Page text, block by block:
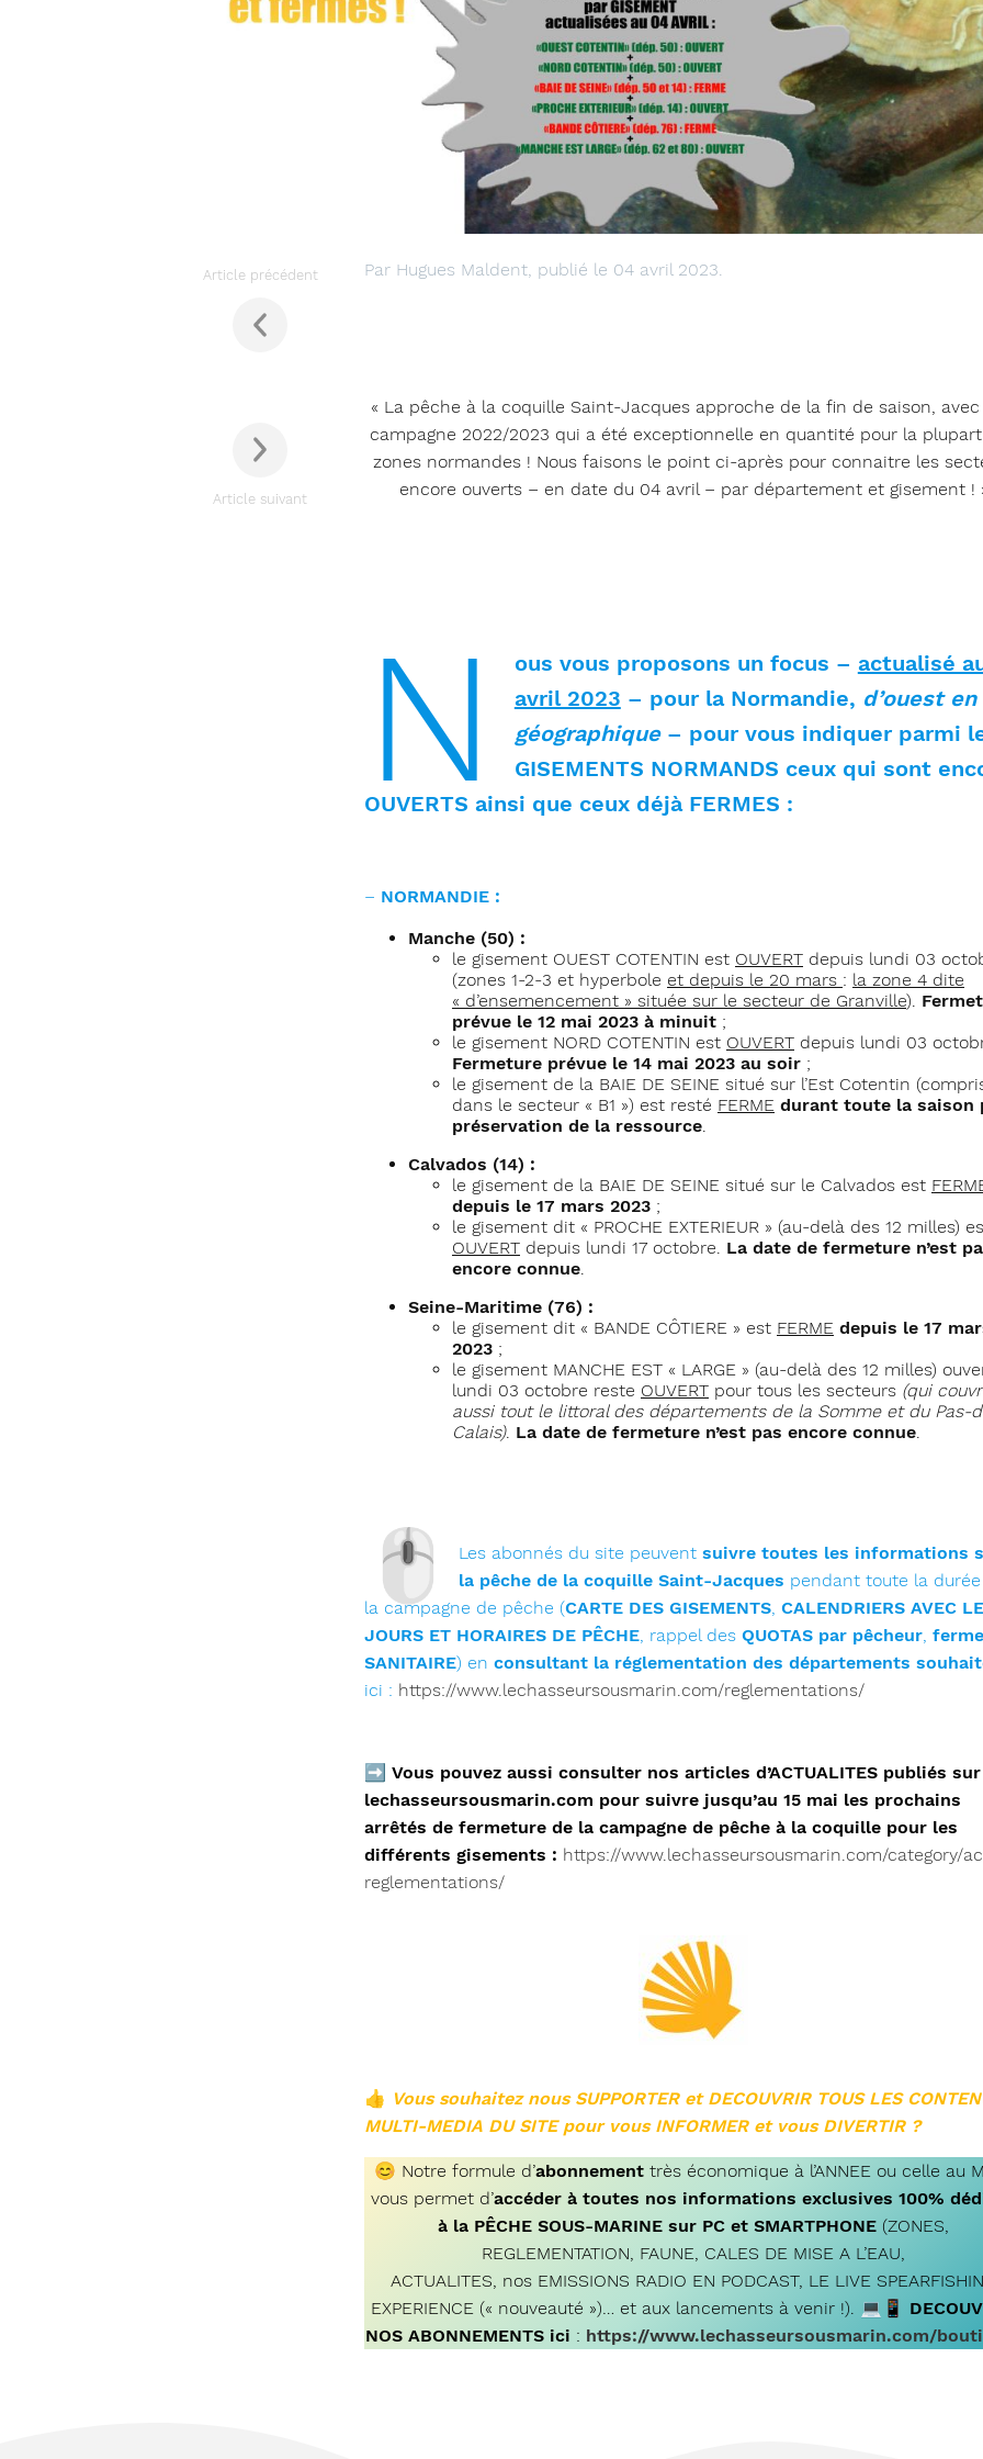
Article précédent
Article suivant
Par Hugues Maldent, publié le 04 avril 2023.
« La pêche à la coquille Saint-Jacques approche de la fin de saison, avec
campagne 2022/2023 qui a été exceptionnelle en quantité pour la
zones normandes ! Nous faisons le point ci-après pour connaitre les
encore ouverts – en date du 04 avril – par département et gisement !
N ous vous proposons un focus – actualisé
avril 2023 – pour la Normandie, d’ouest
géographique– pour vous indiquer parmi
GISEMENTS NORMANDS ceux qui sont
OUVERTS ainsi que ceux déjà FERMES :
– NORMANDIE :
Manche (50) :
le gisement OUEST COTENTIN est OUVERT depuis lundi 03
(zones 1-2-3 et hyperbole et depuis le 20 mars : la zone 4 dite
« d’ensemencement » située sur le secteur de Granville).
prévue le 12 mai 2023 à minuit ;
le gisement NORD COTENTIN est OUVERT depuis lundi 03
Fermeture prévue le 14 mai 2023 au soir ;
le gisement de la BAIE DE SEINE situé sur l’Est Cotentin
dans le secteur « B1 ») est resté FERME durant toute la saison
préservation de la ressource.
Calvados (14) :
le gisement de la BAIE DE SEINE situé sur le Calvados est
depuis le 17 mars 2023 ;
le gisement dit « PROCHE EXTERIEUR » (au-delà des 12 milles)
OUVERT depuis lundi 17 octobre. La date de fermeture n’est
encore connue.
Seine-Maritime (76) :
le gisement dit « BANDE CÔTIERE » est FERME depuis le 17
2023 ;
le gisement MANCHE EST « LARGE » (au-delà des 12 milles)
lundi 03 octobre reste OUVERT pour tous les secteurs (qui
aussi tout le littoral des départements de la Somme et du Pas-
Calais). La date de fermeture n’est pas encore connue.
🖱 Les abonnés du site peuventsuivre toutes les informations
la pêche de la coquille Saint-Jacques pendant toute la
la campagne de pêche (CARTE DES GISEMENTS, CALENDRIERS AVEC
JOURS ET HORAIRES DE PÊCHE, rappel des QUOTAS par pêcheur,
SANITAIRE) en consultant la réglementation des départements
ici : https://www.lechasseursousmarin.com/reglementations/
➡ Vous pouvez aussi consulter nos articles d’ACTUALITES publiés sur
lechasseursousmarin.com pour suivre jusqu’au 15 mai les prochains
arrêtés de fermeture de la campagne de pêche à la coquille pour les
différents gisements : https://www.lechasseursousmarin.com/category/
reglementations/
👍 Vous souhaitez nous SUPPORTER et DECOUVRIR TOUS LES
MULTI-MEDIA DU SITE pour vous INFORMER et vous DIVERTIR ?
😊 Notre formule d’abonnementtrès économique à l’ANNEE ou celle au
vous permet d’accéder à toutes nos informations exclusives 100%
à la PÊCHE SOUS-MARINE sur PC et SMARTPHONE (ZONES,
REGLEMENTATION, FAUNE, CALES DE MISE A L’EAU,
ACTUALITES, nos EMISSIONS RADIO EN PODCAST, LE LIVE
EXPERIENCE (« nouveauté »)… et aux lancements à venir !). 💻📱
NOS ABONNEMENTS ici : https://www.lechasseursousmarin.com/